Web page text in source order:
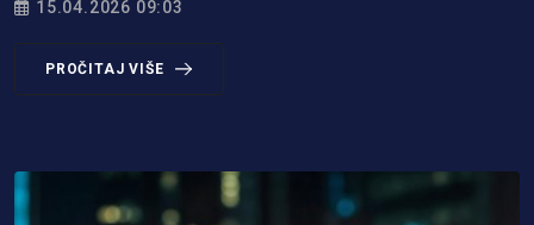
15.04.2026 09:03
PROČITAJ VIŠE